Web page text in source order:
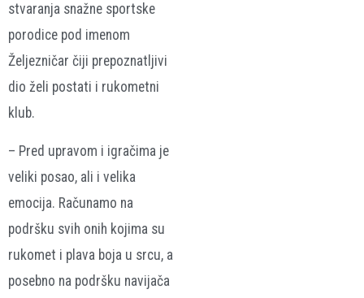
stvaranja snažne sportske
porodice pod imenom
Željezničar čiji prepoznatljivi
dio želi postati i rukometni
klub.
– Pred upravom i igračima je
veliki posao, ali i velika
emocija. Računamo na
podršku svih onih kojima su
rukomet i plava boja u srcu, a
posebno na podršku navijača